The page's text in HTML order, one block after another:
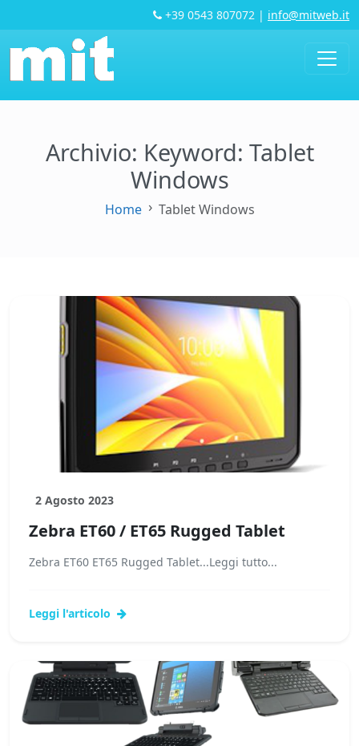
+39 0543 807072 | info@mitweb.it
Archivio: Keyword: Tablet
Windows
Home Tablet Windows
2 Agosto 2023
Zebra ET60 / ET65 Rugged Tablet
Zebra ET60 ET65 Rugged Tablet...Leggi tutto...
Leggi l'articolo